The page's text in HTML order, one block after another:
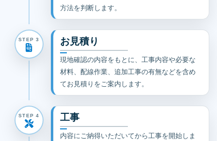
方法を判断します。
STEP 3 お見積り
現地確認の内容をもとに、工事内容や必要な
材料、配線作業、追加工事の有無などを含め
てお見積りをご案内します。
STEP 4 工事
内容にご納得いただいてから工事を開始しま